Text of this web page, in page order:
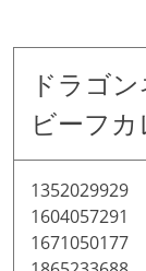
ドラゴ
ビーフカ